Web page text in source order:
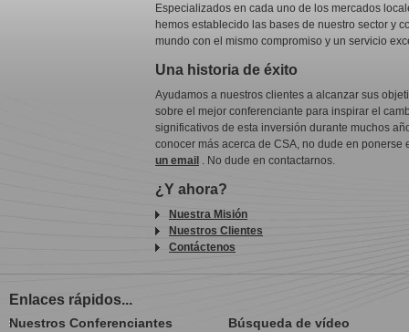
Especializados en cada uno de los mercados
hemos establecido las bases de nuestro sector y
mundo con el mismo compromiso y un servicio
Una historia de éxito
Ayudamos a nuestros clientes a alcanzar sus
sobre el mejor conferenciante para inspirar el
significativos de esta inversión durante muchos
conocer más acerca de CSA, no dude en ponerse
un email . No dude en contactarnos.
¿Y ahora?
Nuestra Misión
Nuestros Clientes
Contáctenos
Enlaces rápidos...
Nuestros Conferenciantes Búsqueda de vídeo